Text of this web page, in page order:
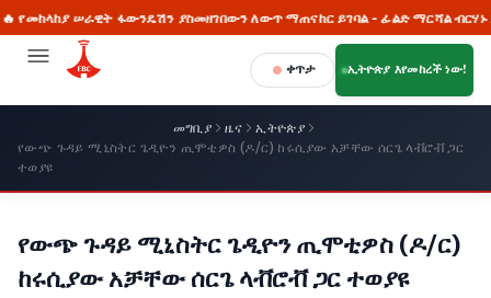
ሠራዊት ፋውንዴሽን ያስመዘገበውን ለውጥ ማጠናከር ይገባል - ፊልድ ማርሻል ብርሃኑ ጁላ
ቀጥታ ኢትዮጵያ እየመከረች ነው!
መግቢያ ዜና
ኢትዮጵያ
የውጭ ጉዳይ ሚኒስትር ጌዲዮን ጢሞቲዎስ (ዶ/ር) ከሩሲያው አቻቸው ሰርጌ ላቭሮቭ ጋር
ተወያዩ
የውጭ ጉዳይ ሚኒስትር ጌዲዮን ጢሞቲዎስ (ዶ/ር)
ከሩሲያው አቻቸው ሰርጌ ላቭሮቭ ጋር ተወያዩ